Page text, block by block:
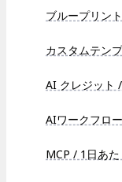
ブループリント
カスタムテン
AI クレジット
AIワークフロ
MCP / 1日あた